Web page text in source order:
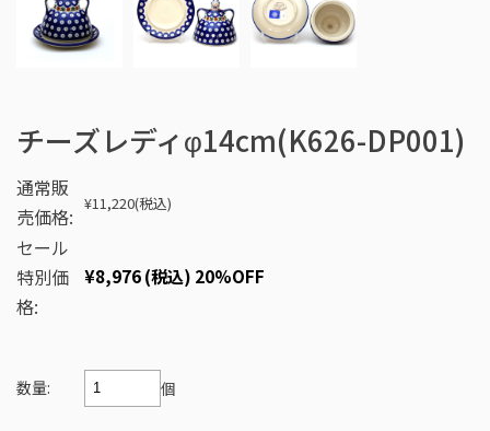
チーズレディφ14cm(K626-DP001)
通常販
売価格:
¥11,220(税込)
セール
特別価
格:
¥8,976(税込) 20%OFF
数量: 個